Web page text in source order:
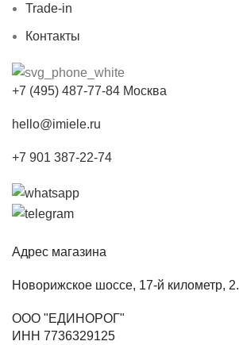
Trade-in
Контакты
+7 (495) 487-77-84 Москва
hello@imiele.ru
+7 901 387-22-74
Адрес магазина
Новорижское шоссе, 17-й километр, 2.
ООО "ЕДИНОРОГ"
ИНН 7736329125